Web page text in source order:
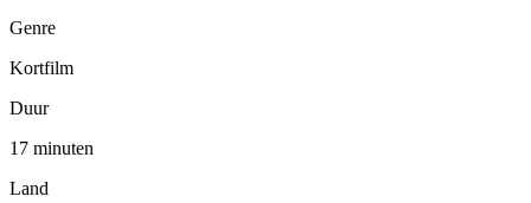
Genre
Kortfilm
Duur
17 minuten
Land